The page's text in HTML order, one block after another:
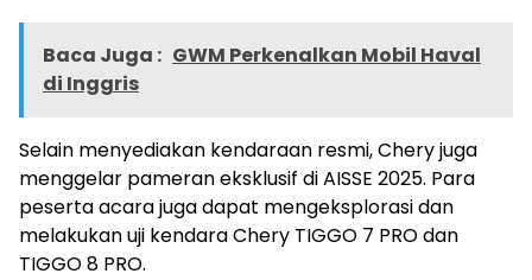
Baca Juga : GWM Perkenalkan Mobil Haval
di Inggris
Selain menyediakan kendaraan resmi, Chery juga
menggelar pameran eksklusif di AISSE 2025. Para
peserta acara juga dapat mengeksplorasi dan
melakukan uji kendara Chery TIGGO 7 PRO dan
TIGGO 8 PRO.